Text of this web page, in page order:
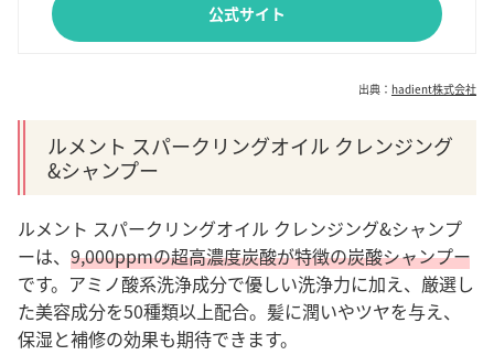
公式サイト
出典： hadient株式会社
ルメント スパークリングオイル クレンジング
&シャンプー
ルメント スパークリングオイル クレンジング&シャンプ
ーは、 9,000ppmの超高濃度炭酸が特徴の炭酸シャンプー
です。 アミノ酸系洗浄成分で優しい洗浄力に加え、厳選し
た美容成分を50種類以上配合。髪に潤いやツヤを与え、
保湿と補修の効果も期待できます。